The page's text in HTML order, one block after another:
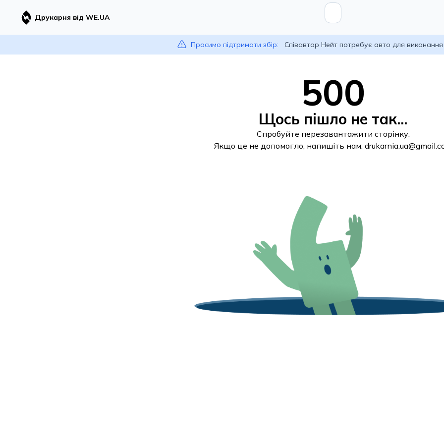
Друкарня від WE.UA
Просимо підтримати збір: Співавтор Нейт потребує авто для
500
Щось пішло не так...
Спробуйте перезавантажити сторінку.
Якщо це не допомогло, напишіть нам: